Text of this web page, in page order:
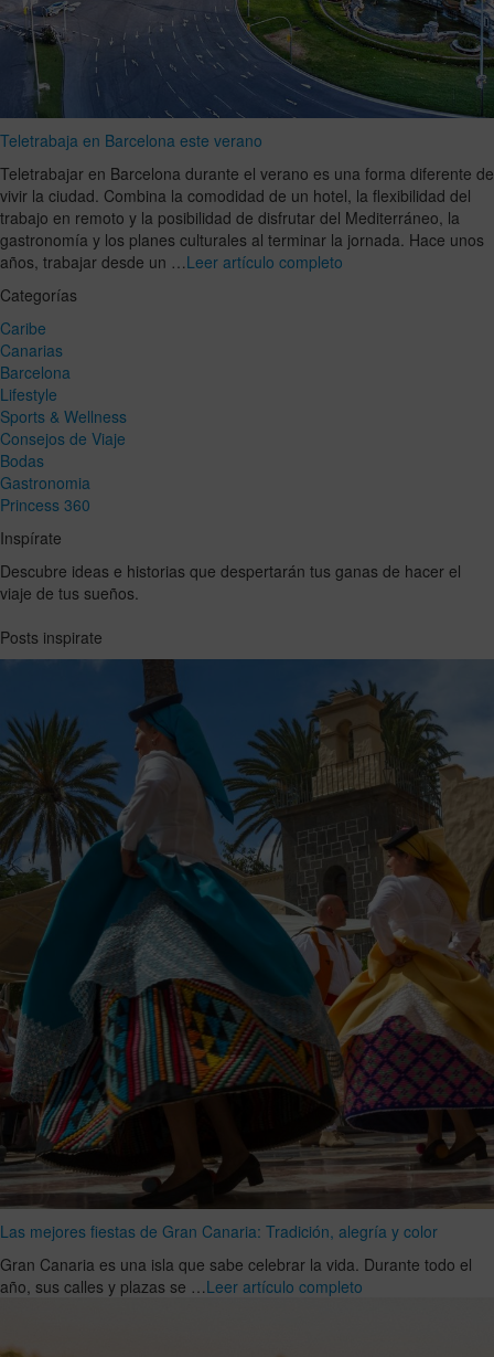
Teletrabaja en Barcelona este verano
Teletrabajar en Barcelona durante el verano es una forma diferente de
vivir la ciudad. Combina la comodidad de un hotel, la flexibilidad del
trabajo en remoto y la posibilidad de disfrutar del Mediterráneo, la
gastronomía y los planes culturales al terminar la jornada. Hace unos
años, trabajar desde un …Leer artículo completo
Categorías
Caribe
Canarias
Barcelona
Lifestyle
Sports & Wellness
Consejos de Viaje
Bodas
Gastronomia
Princess 360
Inspírate
Descubre ideas e historias que despertarán tus ganas de hacer el
viaje de tus sueños.
Posts inspirate
Las mejores fiestas de Gran Canaria: Tradición, alegría y color
Gran Canaria es una isla que sabe celebrar la vida. Durante todo el
año, sus calles y plazas se …Leer artículo completo